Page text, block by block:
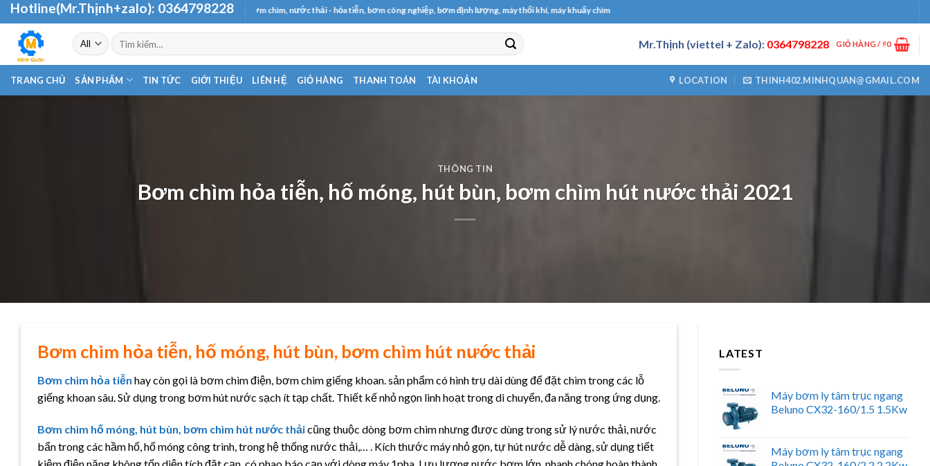
Skip
to
content
Hotline(Mr.Thịnh+zalo): 0364798228
Chuyên cung cấp và phân phối các loại máy bơm chìm, nước thải - hỏa tiễn, bơm công nghiệp, bơm định lượng, máy thổi khí, máy khuấy chìm
Tìm
kiếm:
Mr.Thịnh (viettel + Zalo): 0364798228 GIỎ HÀNG /₫0
TRANG CHỦ SẢN PHẨM TIN TỨC GIỚI THIỆU LIÊN HỆ GIỎ HÀNG THANH TOÁN TÀI KHOẢN LOCATION THINH402.MINHQUAN@GMAIL.COM
THÔNG TIN
Bơm chìm hỏa tiễn, hố móng, hút bùn, bơm chìm hút nước thải 2021
Bơm chìm hỏa tiễn, hố móng, hút bùn, bơm chìm hút nước thải
Bơm chìm hỏa tiễn hay còn gọi là bơm chìm điện, bơm chìm giếng khoan. sản phẩm có hình trụ dài dùng để đặt chìm trong các lỗ
giếng khoan sâu. Sử dụng trong bơm hút nước sạch ít tạp chất. Thiết kế nhỏ ngọn linh hoạt trong di chuyển, đa năng trong ứng dụng.
Bơm chìm hố móng, hút bùn, bơm chìm hút nước thảicũng thuộc dòng bơm chìm nhưng được dùng trong sử lý nước thải, nước
bẩn trong các hầm hố, hố móng công trình, trong hệ thống nước thải,… . Kích thước máy nhỏ gọn, tự hút nước dễ dàng, sử dụng tiết
LATEST
Máy bơm ly tâm trục ngang
Beluno CX32-160/1.5 1.5Kw
Máy bơm ly tâm trục ngang